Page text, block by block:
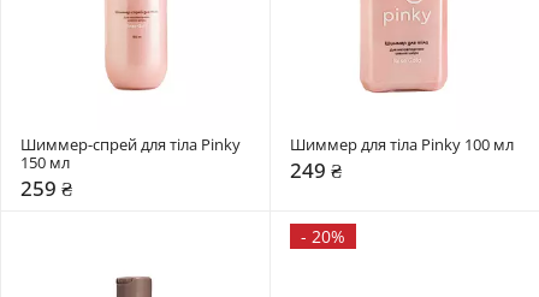
Шиммер-спрей для тіла Pinky
259 ₴
249 ₴
- 20%